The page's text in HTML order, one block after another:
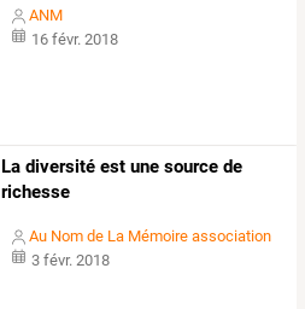
ANM
16 févr. 2018
La diversité est une source de
richesse
Au Nom de La Mémoire association
3 févr. 2018